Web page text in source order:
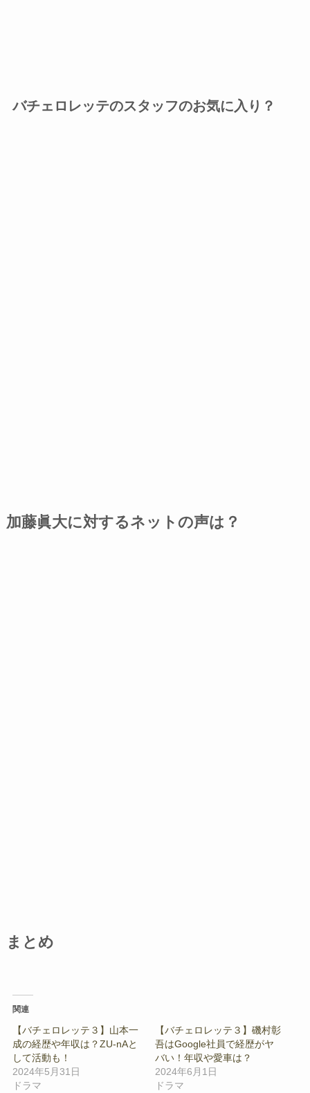
バチェロレッテのスタッフのお気に入り？
加藤眞大に対するネットの声は？
まとめ
関連
【バチェロレッテ３】山本一
成の経歴や年収は？ZU-nAと
して活動も！
2024年5月31日
ドラマ
【バチェロレッテ３】磯村彰
吾はGoogle社員で経歴がヤ
バい！年収や愛車は？
2024年6月1日
ドラマ